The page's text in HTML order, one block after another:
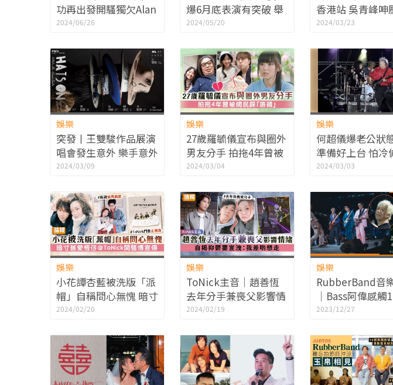
功再出發開騷獨欠Alan
MJ呻捧紅女歌手一無
2024/06/26
爆6月底表演有突破 舉
行粉絲聚會預告將有新
2024/05/20
香港站 吳青峰呻
預告最後一次巡迴
2024/03/23
娛樂
突發丨王雙駿作品展演
唱會發生意外 樂手意外
跌落台救護車送院
2024/03/09
娛樂
27歲羅毓儀宣布與圈外
男友分手 拍拖4年曾被
網民踩「唔襯」
2024/03/04
娛樂
何超儀爆老公狀
準備好上台 怕冷
暖氣搞到陳子聰瞓
2024/03/03
娛樂
小花譚杏藍被洗版「派
帽」自稱問心無愧 暗寸
舊愛恆仔＠ToNick開
2024/02/20
娛樂
ToNick主音｜趙善恆
去年分手兼喪父影響情
緒 自揭抑鬱要宣洩：我
2024/02/19
娛樂
RubberBand音
│Bass阿偉感觸
出碟辛酸事 6號與
2023/12/27